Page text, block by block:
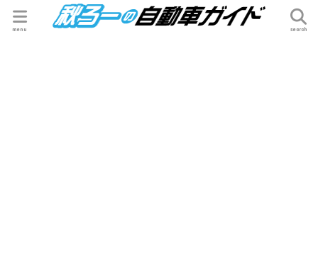
search
menu